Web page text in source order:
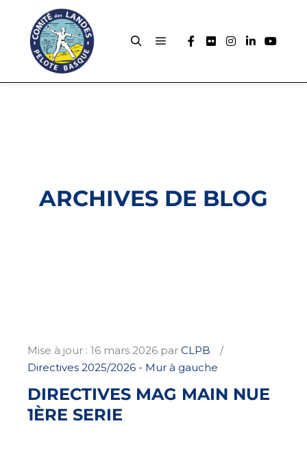
ARCHIVES DE BLOG
Mise à jour : 16 mars 2026 par CLPB
Directives 2025/2026 - Mur à gauche
DIRECTIVES MAG MAIN NUE
1ÈRE SERIE